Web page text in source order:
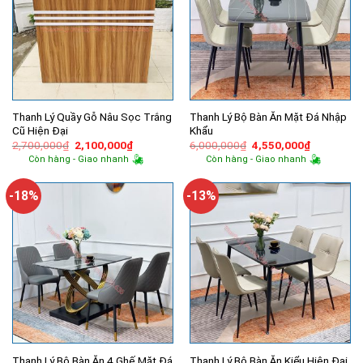
Thanh Lý Quầy Gỗ Nâu Sọc Trắng
Cũ Hiện Đại
2,700,000₫ Giá
gốc
là:
2,100,000₫Giá
hiện
tại
2,100,000₫.
Còn hàng - Giao nhanh
Thanh Lý Bộ Bàn Ăn Mặt Đá Nhập
Khẩu
6,000,000₫ Giá
gốc
là:
4,550,000₫Giá
hiện
tại
Còn hàng - Giao nhanh
-18%
Thanh Lý Bộ Bàn Ăn 4 Ghế Mặt Đá
-13%
Thanh Lý Bộ Bàn Ăn Kiểu Hiện Đại